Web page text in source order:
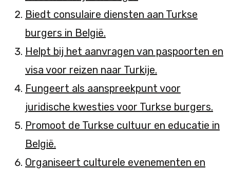
Biedt consulaire diensten aan Turkse
burgers in België.
Helpt bij het aanvragen van paspoorten en
visa voor reizen naar Turkije.
Fungeert als aanspreekpunt voor
juridische kwesties voor Turkse burgers.
Promoot de Turkse cultuur en educatie in
België.
Organiseert culturele evenementen en